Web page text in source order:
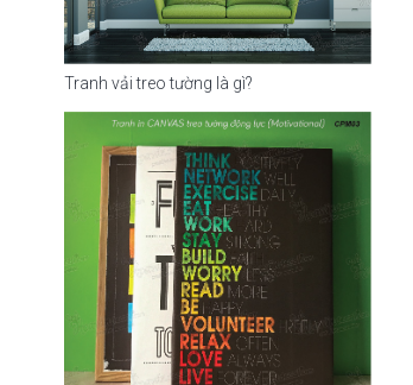
Tranh vải treo tường là gì?